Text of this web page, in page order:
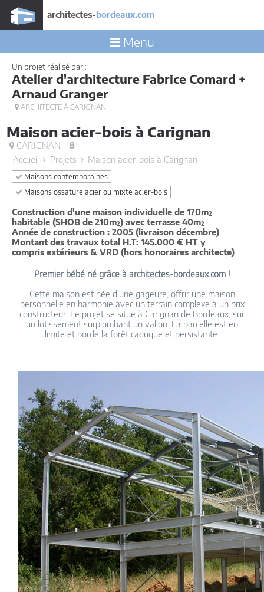
architectes- bordeaux.com
Menu
Un projet réalisé par :
Atelier d'architecture Fabrice Comard +
Arnaud Granger
ARCHITECTE À CARIGNAN
Maison acier-bois à Carignan
CARIGNAN - 8
Accueil
Projets Maison acier-bois à Carignan
Maisons contemporaines
Maisons ossature acier ou mixte acier-bois
Construction d'une maison individuelle de 170m²
habitable (SHOB de 210m²) avec terrasse 40m²
Année de construction : 2005 (livraison décembre)
Montant des travaux total H.T: 145.000 € HT y
compris extérieurs & VRD (hors honoraires architecte)
Premier bébé né grâce à architectes-bordeaux.com !
Cette maison est née d’une gageure, offrir une maison
personnelle en harmonie avec un terrain complexe à un prix
constructeur. Le projet se situe à Carignan de Bordeaux, sur
un lotissement surplombant un vallon. La parcelle est en
limite et borde la forêt caduque et persistante.